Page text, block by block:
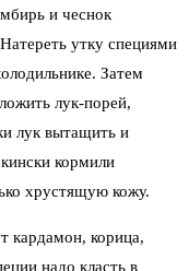
и чеснок
утку специями
Затем
лук-порей,
лук вытащить и
кормили
хрустящую кожу.
кардамон, корица,
надо класть в